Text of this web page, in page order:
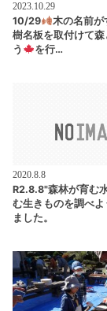
2023.10.29
10/29
木の名前が
樹名板を取付けて
う
を行…
2020.8.8
R2.8.8"森林が育む
む生きものを調べ
ました。